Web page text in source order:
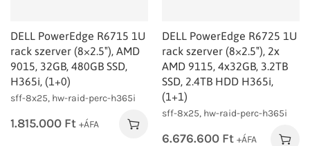
DELL PowerEdge R6715 1U
rack szerver (8×2.5″), AMD
9015, 32GB, 480GB SSD,
H365i, (1+0)
sff-8x25, hw-raid-perc-h365i
1.815.000 Ft +ÁFA
DELL PowerEdge R6725 1U
rack szerver (8×2.5″), 2x
AMD 9115, 4x32GB, 3.2TB
SSD, 2.4TB HDD H365i,
(1+1)
sff-8x25, hw-raid-perc-h365i
6.676.600 Ft +ÁFA